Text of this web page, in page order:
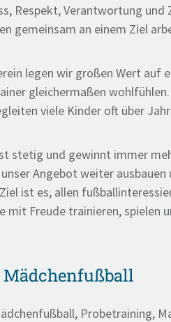
Respekt, Verantwortung und
gemeinsam an einem Ziel
legen wir großen Wert auf
gleichermaßen
viele Kinder oft über
stetig und gewinnt immer
Angebot weiter
ist es, allen
mit Freude trainieren, spielen
Probetraining,